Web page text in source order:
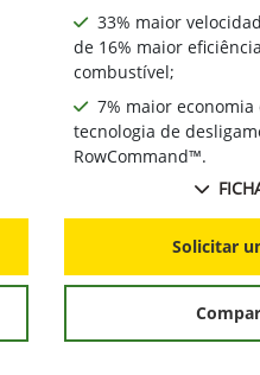
33% maior
de 16% maior
combustível;
7% maior
tecnologia de
RowCommand™.
Solicitar